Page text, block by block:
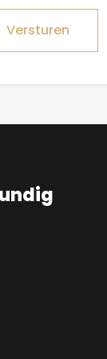
Versturen